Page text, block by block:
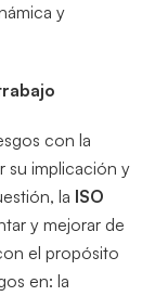
y
con la
su implicación y
la ISO
y mejorar de
el propósito
en: la